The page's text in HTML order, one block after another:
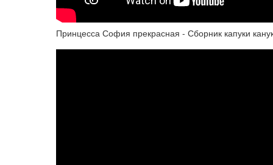
Принцесса София прекрасная - Сборник капуки